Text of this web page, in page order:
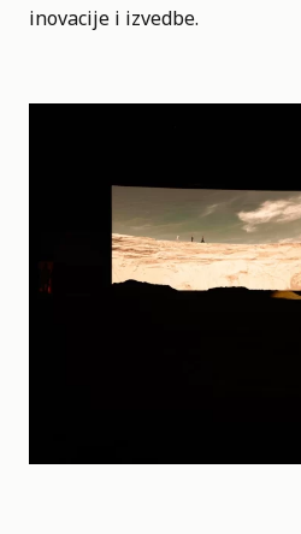
inovacije i izvedbe.